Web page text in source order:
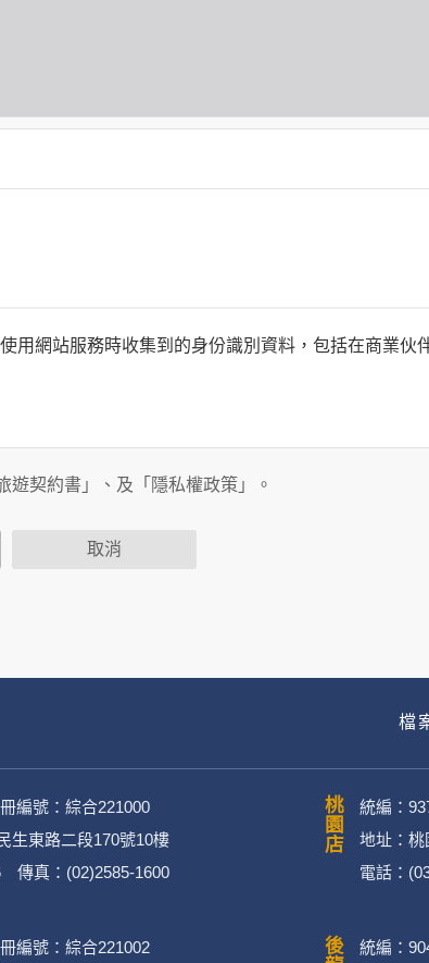
用網站服務時收集到的身份識別資料，包括在商業伙
能蒐集您個人的資料。對於您主動提供的個人資訊，
公開個人資料的行為，在非經加密的保護下，不適用
他與第三人合作之行銷推廣活動。
件信箱、通訊軟帳號、社群．媒體帳號、網路平台申
遊契約書」、及「隱私權政策」。
取消
檔
編號：綜合221000
生東路二段170號10樓
傳真：(02)2585-1600
桃園店
統編：
地址：桃
電話：
編號：綜合221002 統編：